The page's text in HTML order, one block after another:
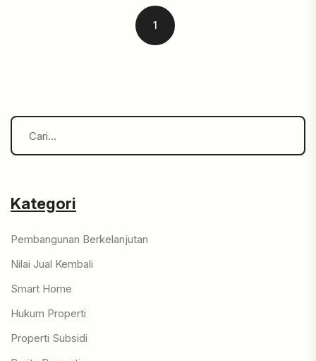
1
Kategori
Pembangunan Berkelanjutan
Nilai Jual Kembali
Smart Home
Hukum Properti
Properti Subsidi